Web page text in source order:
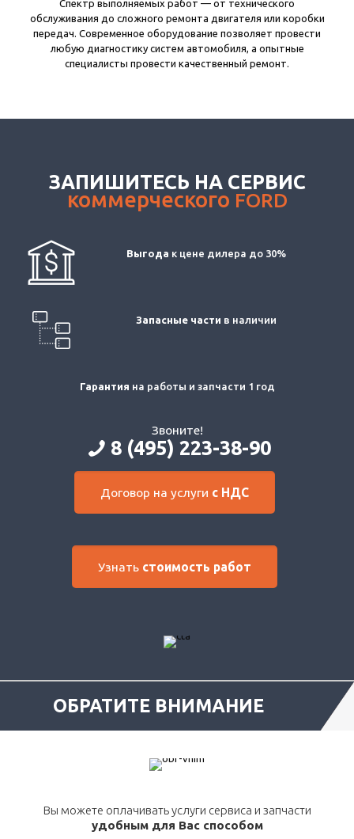
Спектр выполняемых работ — от технического
обслуживания до сложного ремонта двигателя или коробки
передач. Современное оборудование позволяет провести
любую диагностику систем автомобиля, а опытные
специалисты провести качественный ремонт.
ЗАПИШИТЕСЬ НА СЕРВИС
коммерческого FORD
Выгода к цене дилера до 30%
Запасные части в наличии
Гарантия на работы и запчасти 1 год
Звоните!
8 (495) 223-38-90
Договор на услуги с НДС
Узнать стоимость работ
ОБРАТИТЕ ВНИМАНИЕ
Вы можете оплачивать услуги сервиса и запчасти
удобным для Вас способом